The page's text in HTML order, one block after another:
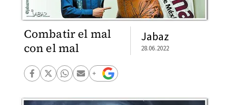
Combatir el mal
con el mal
Jabaz
28.06.2022